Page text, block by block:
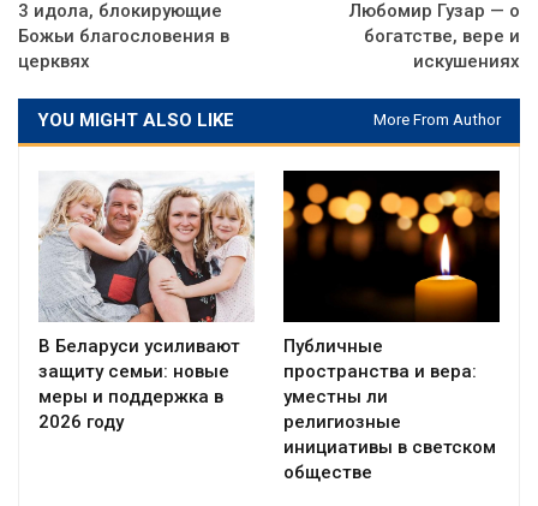
3 идола, блокирующие
Божьи благословения в
церквях
Любомир Гузар — о
богатстве, вере и
искушениях
YOU MIGHT ALSO LIKE More From Author
В Беларуси усиливают
защиту семьи: новые
меры и поддержка в
2026 году
Публичные
пространства и вера:
уместны ли
религиозные
инициативы в светском
обществе